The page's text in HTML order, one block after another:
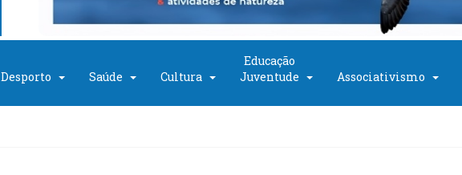
Desporto Saúde Cultura
Educação
Juventude
Associativismo